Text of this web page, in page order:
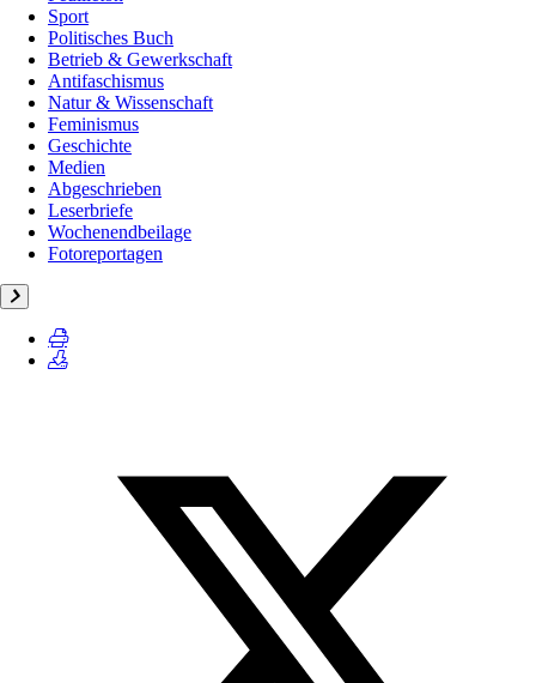
Sport
Politisches Buch
Betrieb & Gewerkschaft
Antifaschismus
Natur & Wissenschaft
Feminismus
Geschichte
Medien
Abgeschrieben
Leserbriefe
Wochenendbeilage
Fotoreportagen